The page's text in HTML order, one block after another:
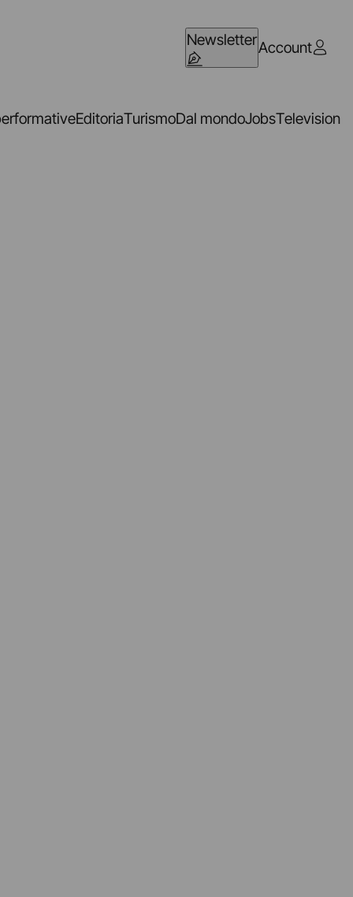
NewsletterAccount
EditoriaTurismoDal mondoJobsTelevision